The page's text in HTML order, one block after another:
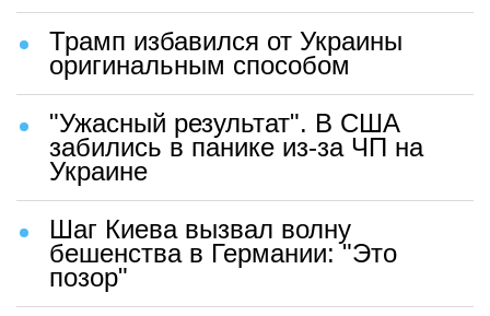
Трамп избавился от Украины
оригинальным способом
"Ужасный результат". В США
забились в панике из-за ЧП на
Украине
Шаг Киева вызвал волну
бешенства в Германии: "Это
позор"